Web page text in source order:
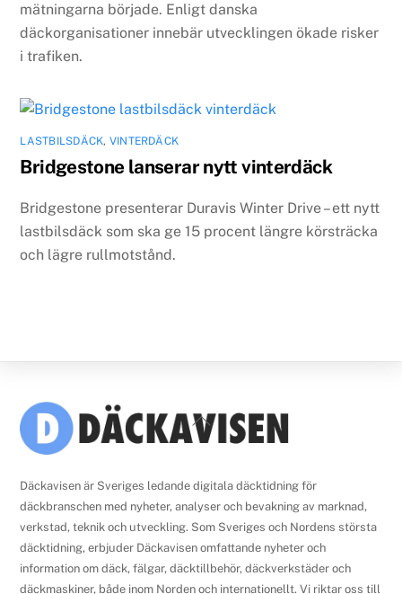
mätningarna började. Enligt danska
däckorganisationer innebär utvecklingen ökade risker
i trafiken.
LASTBILSDÄCK, VINTERDÄCK
Bridgestone lanserar nytt vinterdäck
Bridgestone presenterar Duravis Winter Drive – ett nytt
lastbilsdäck som ska ge 15 procent längre körsträcka
och lägre rullmotstånd.
Back
To
Däckavisen är Sveriges ledande digitala däcktidning för
däckbranschen med nyheter, analyser och bevakning av marknad,
verkstad, teknik och utveckling. Som Sveriges och Nordens största
däcktidning, erbjuder Däckavisen omfattande nyheter och
information om däck, fälgar, däcktillbehör, däckverkstäder och
däckmaskiner, både inom Norden och internationellt. Vi riktar oss till